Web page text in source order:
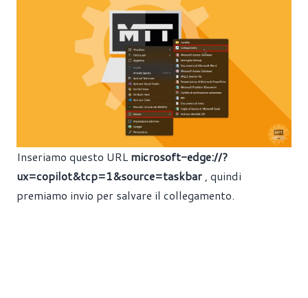
Inseriamo questo URL microsoft-edge://?
ux=copilot&tcp=1&source=taskbar , quindi
premiamo invio per salvare il collegamento.